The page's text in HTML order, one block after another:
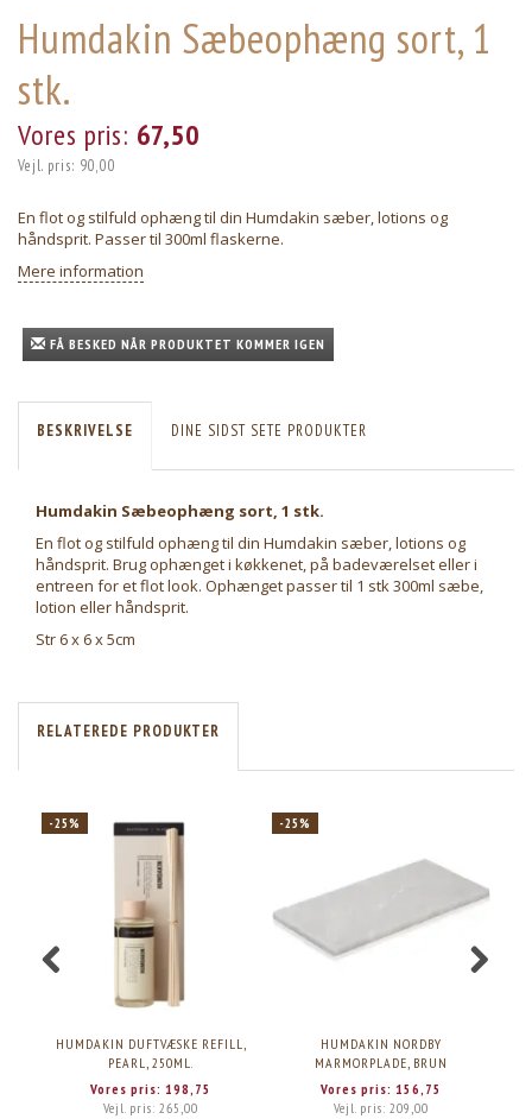
Humdakin Sæbeophæng sort, 1
stk.
Vores pris: 67,50
Vejl. pris: 90,00
En flot og stilfuld ophæng til din Humdakin sæber, lotions og
håndsprit. Passer til 300ml flaskerne.
Mere information
FÅ BESKED NÅR PRODUKTET KOMMER IGEN
BESKRIVELSE DINE SIDST SETE PRODUKTER
Humdakin Sæbeophæng sort, 1 stk.
En flot og stilfuld ophæng til din Humdakin sæber, lotions og
håndsprit. Brug ophænget i køkkenet, på badeværelset eller i
entreen for et flot look. Ophænget passer til 1 stk 300ml sæbe,
lotion eller håndsprit.
Str 6 x 6 x 5cm
RELATEREDE PRODUKTER
-25%
HUMDAKIN DUFTVÆSKE REFILL,
PEARL, 250ML.
Vores pris: 198,75
Vejl. pris: 265,00
-25%
HUMDAKIN NORDBY
MARMORPLADE, BRUN
Vores pris: 156,75
Vejl. pris: 209,00